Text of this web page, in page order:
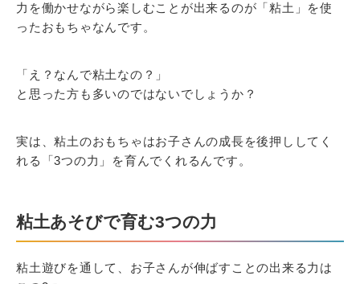
力を働かせながら楽しむことが出来るのが「粘土」を使
ったおもちゃなんです。
「え？なんで粘土なの？」
と思った方も多いのではないでしょうか？
実は、粘土のおもちゃはお子さんの成長を後押ししてく
れる「3つの力」を育んでくれるんです。
粘土あそびで育む3つの力
粘土遊びを通して、お子さんが伸ばすことの出来る力は